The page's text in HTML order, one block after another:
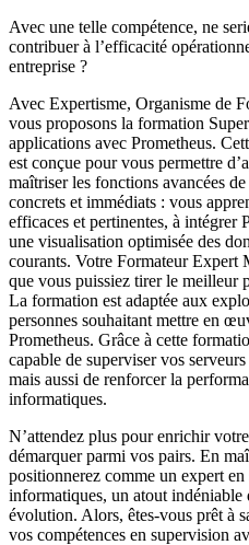
Avec une telle compétence, ne
contribuer à l’efficacité
entreprise ?
Avec Expertisme, Organisme de
vous proposons la formation
applications avec Prometheus.
est conçue pour vous permettre
maîtriser les fonctions avancées
concrets et immédiats : vous
efficaces et pertinentes, à intégrer
une visualisation optimisée des
courants. Votre Formateur Expert
que vous puissiez tirer le meilleur
La formation est adaptée aux
personnes souhaitant mettre en
Prometheus. Grâce à cette
capable de superviser vos
mais aussi de renforcer la
informatiques.
N’attendez plus pour enrichir
démarquer parmi vos pairs. En
positionnerez comme un expert
informatiques, un atout indéniable
évolution. Alors, êtes-vous prêt à
vos compétences en supervision